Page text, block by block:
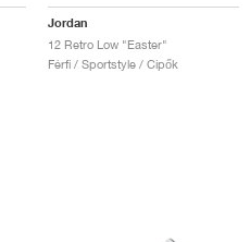
Jordan
12 Retro Low "Easter"
Férfi / Sportstyle / Cipők